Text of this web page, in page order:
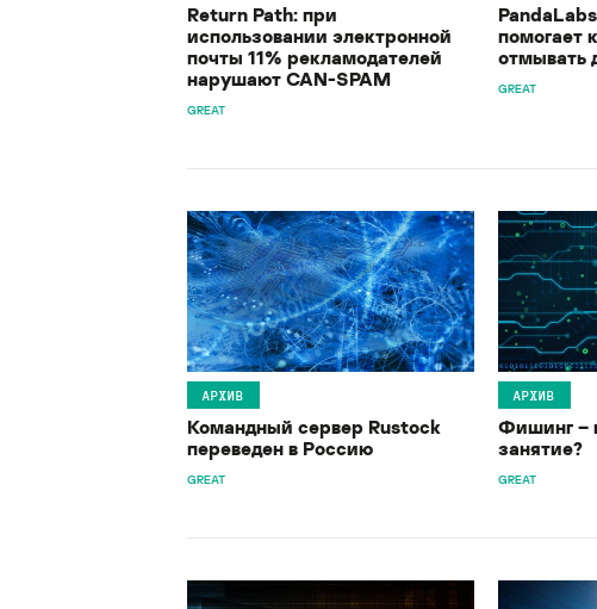
Return Path: при
использовании электронной
почты 11% рекламодателей
нарушают CAN-SPAM
GREAT
помогает
отмывать
GREAT
АРХИВ
Командный сервер Rustock
переведен в Россию
GREAT
АРХИВ
Фишинг –
занятие?
GREAT